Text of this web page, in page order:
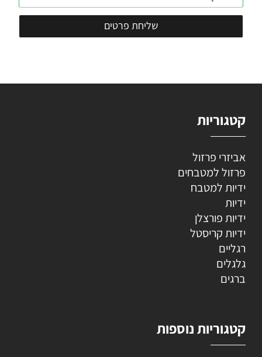
קטגוריות
אביזרי פרזול
פרזול למטבחים
ידיות למטבח
ידיות
ידיות פורצלן
ידיות קריסטל
רגליים
גלגלים
ברגים
קטגוריות נוספות